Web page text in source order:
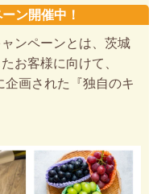
ン開催中！
ンペーンとは、茨城
お客様に向けて、
企画された『独自のキ